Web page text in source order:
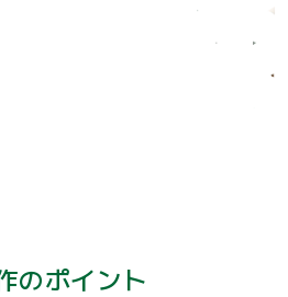
のポイント